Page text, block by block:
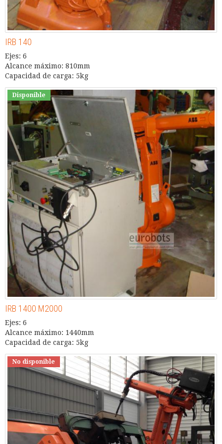
IRB 140
Ejes: 6
Alcance máximo: 810mm
Capacidad de carga: 5kg
Disponible
IRB 1400 M2000
Ejes: 6
Alcance máximo: 1440mm
Capacidad de carga: 5kg
No disponible